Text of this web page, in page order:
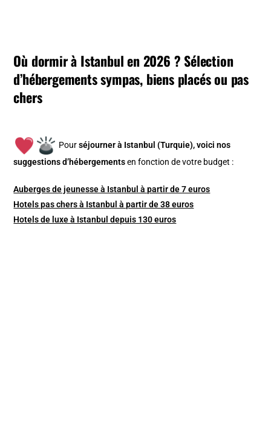
Où dormir à Istanbul en 2026 ? Sélection
d’hébergements sympas, biens placés ou pas
chers
Pourséjourner à Istanbul (Turquie), voici nos
suggestions d’hébergements en fonction de votre budget :
Auberges de jeunesse à Istanbul à partir de 7 euros
Hotels pas chers à Istanbul à partir de 38 euros
Hotels de luxe à Istanbul depuis 130 euros